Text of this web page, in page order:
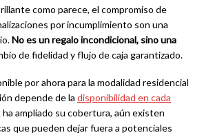
como parece, el compromiso de
por incumplimiento son una
No es un regalo incondicional, sino una
de fidelidad y flujo de caja garantizado.
por ahora para la modalidad residencial
depende de la disponibilidad en cada
ampliado su cobertura, aún existen
que pueden dejar fuera a potenciales